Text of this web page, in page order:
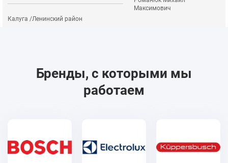
Калуга /Ленинский район
Максимович
Бренды, с которыми мы
работаем